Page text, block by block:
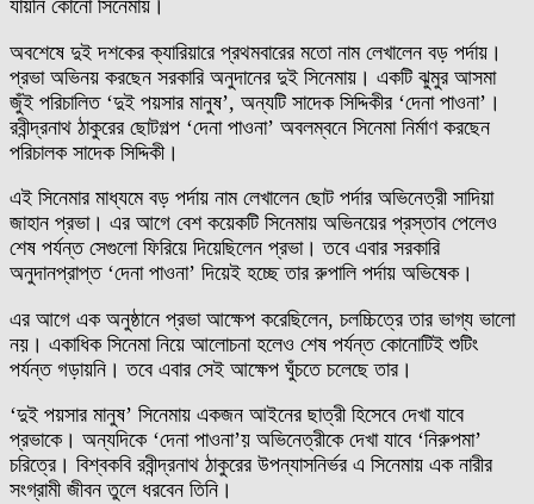
যায়নি কোনো সিনেমায়।
অবশেষে দুই দশকের ক্যারিয়ারে প্রথমবারের মতো নাম লেখালেন বড় পর্দায়।
প্রভা অভিনয় করছেন সরকারি অনুদানের দুই সিনেমায়। একটি ঝুমুর আসমা
জুঁই পরিচালিত ‘দুই পয়সার মানুষ’, অন্যটি সাদেক সিদ্দিকীর ‘দেনা পাওনা’।
রবীন্দ্রনাথ ঠাকুরের ছোটগল্প ‘দেনা পাওনা’ অবলম্বনে সিনেমা নির্মাণ করছেন
পরিচালক সাদেক সিদ্দিকী।
এই সিনেমার মাধ্যমে বড় পর্দায় নাম লেখালেন ছোট পর্দার অভিনেত্রী সাদিয়া
জাহান প্রভা। এর আগে বেশ কয়েকটি সিনেমায় অভিনয়ের প্রস্তাব পেলেও
শেষ পর্যন্ত সেগুলো ফিরিয়ে দিয়েছিলেন প্রভা। তবে এবার সরকারি
অনুদানপ্রাপ্ত ‘দেনা পাওনা’ দিয়েই হচ্ছে তার রুপালি পর্দায় অভিষেক।
এর আগে এক অনুষ্ঠানে প্রভা আক্ষেপ করেছিলেন, চলচ্চিত্রে তার ভাগ্য ভালো
নয়। একাধিক সিনেমা নিয়ে আলোচনা হলেও শেষ পর্যন্ত কোনোটিই শুটিং
পর্যন্ত গড়ায়নি। তবে এবার সেই আক্ষেপ ঘুঁচতে চলেছে তার।
‘দুই পয়সার মানুষ’ সিনেমায় একজন আইনের ছাত্রী হিসেবে দেখা যাবে
প্রভাকে। অন্যদিকে ‘দেনা পাওনা’য় অভিনেত্রীকে দেখা যাবে ‘নিরুপমা’
চরিত্রে। বিশ্বকবি রবীন্দ্রনাথ ঠাকুরের উপন্যাসনির্ভর এ সিনেমায় এক নারীর
সংগ্রামী জীবন তুলে ধরবেন তিনি।